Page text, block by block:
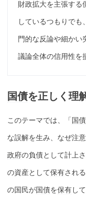
財政拡大を主張する
しているつもりで
門的な反論や細かい
議論全体の信用性を
国債を正しく理
このテーマでは、「 国債
な誤解を生み、なぜ注
政府の負債として計上
の資産として保有され
の国民が国債を保有し